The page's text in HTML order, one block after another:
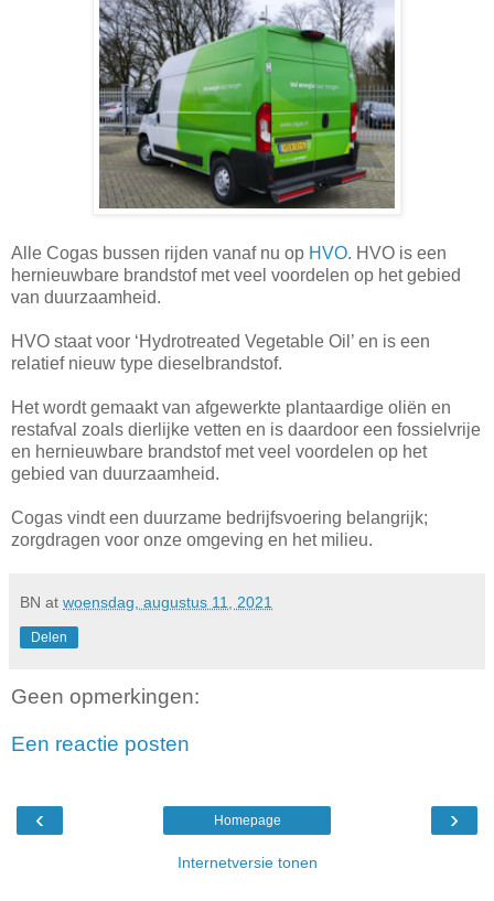
Alle Cogas bussen rijden vanaf nu op HVO. HVO is een
hernieuwbare brandstof met veel voordelen op het gebied
van duurzaamheid.
HVO staat voor ‘Hydrotreated Vegetable Oil’ en is een
relatief nieuw type dieselbrandstof.
Het wordt gemaakt van afgewerkte plantaardige oliën en
restafval zoals dierlijke vetten en is daardoor een fossielvrije
en hernieuwbare brandstof met veel voordelen op het
gebied van duurzaamheid.
Cogas vindt een duurzame bedrijfsvoering belangrijk;
zorgdragen voor onze omgeving en het milieu.
BN at woensdag, augustus 11, 2021
Delen
Geen opmerkingen:
Een reactie posten
‹ ›
Homepage
Internetversie tonen